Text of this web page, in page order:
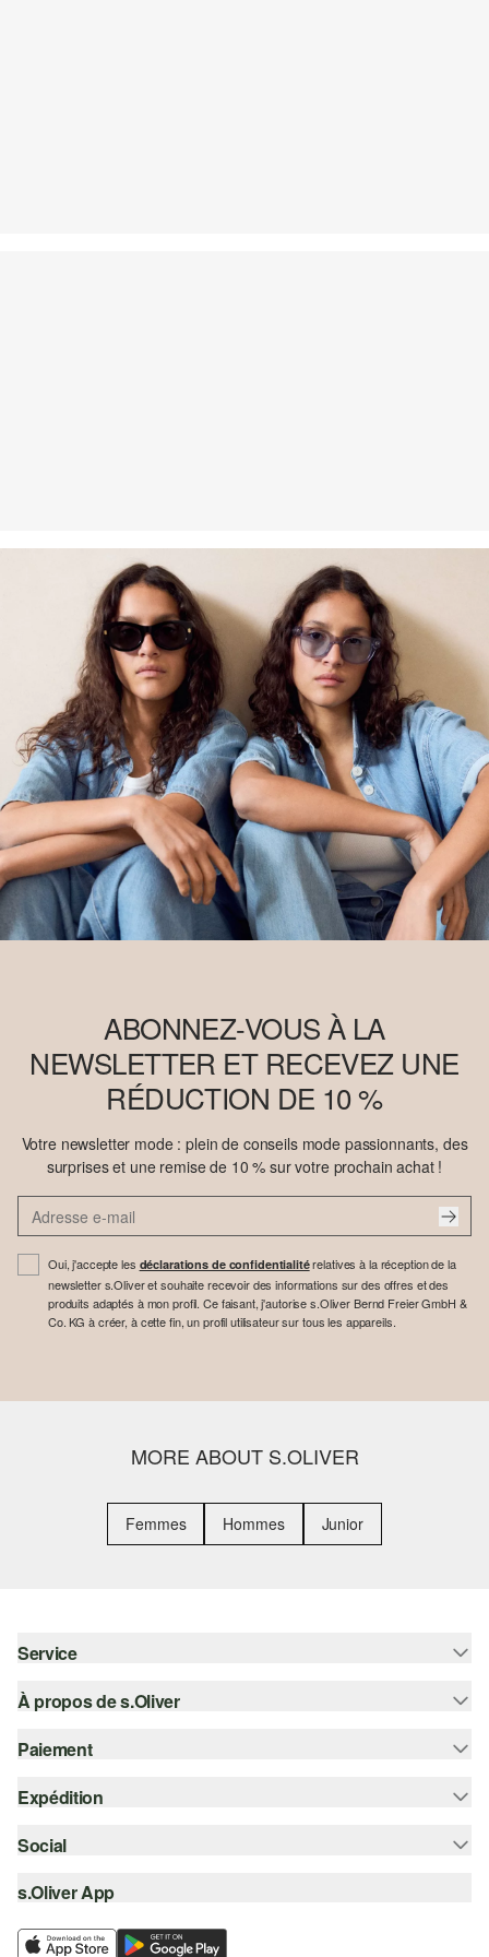
ABONNEZ-VOUS À LA
NEWSLETTER ET RECEVEZ UNE
RÉDUCTION DE 10 %
Votre newsletter mode : plein de conseils mode passionnants, des
surprises et une remise de 10 % sur votre prochain achat !
Oui, j'accepte les déclarations de confidentialitérelatives à la réception de la
newsletter s.Oliver et souhaite recevoir des informations sur des offres et des
produits adaptés à mon profil. Ce faisant, j'autorise s.Oliver Bernd Freier GmbH &
Co. KG à créer, à cette fin, un profil utilisateur sur tous les appareils.
MORE ABOUT S.OLIVER
Femmes Hommes Junior
Service
Aide - FAQ
Guide des tailles
À propos de s.Oliver
S'abonner à la Newsletter
s.Oliver Card
Liste d'envies
Durabilité
Paiement
Sur facture
Carte de crédit
Klarna
Expédition
Suivi de colis
SwissPost
Social
instagram
facebook
s.Oliver App